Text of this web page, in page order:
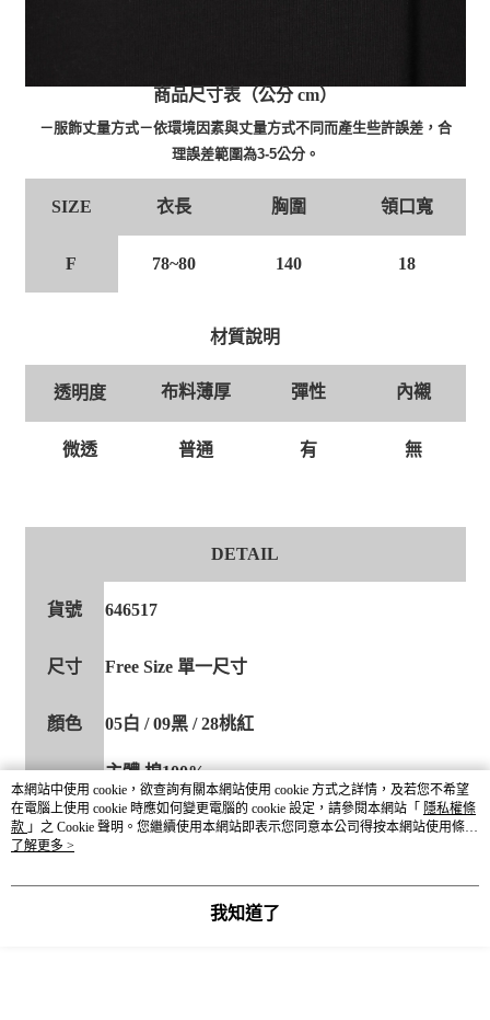
商品尺寸表（公分 cm）
－服飾丈量方式－依環境因素與丈量方式不同而產生些許誤差，合
理誤差範圍為3-5公分。
SIZE 衣長 胸圍 領口寬
F 78~80 140 18
材質說明
透明度 布料薄厚 彈性 內襯
微透 普通 有 無
DETAIL
貨號 646517
尺寸 Free Size 單一尺寸
顏色 05白 / 09黑 / 28桃紅
材質成分
主體 棉100%
羅紋 棉56% 聚酯纖維44%
產地 CHINA
本網站中使用 cookie，欲查詢有關本網站使用 cookie 方式之詳情，及若您不希望
在電腦上使用 cookie 時應如何變更電腦的 cookie 設定，請參閱本網站「 隱私權條
款 」之 Cookie 聲明。您繼續使用本網站即表示您同意本公司得按本網站使用條款
之 Cookie 聲明使用 cookie。
了解更多 >
我知道了